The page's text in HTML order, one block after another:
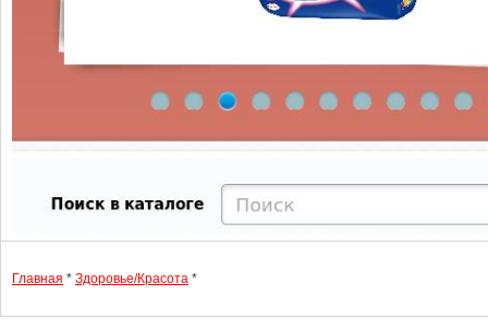
Главная * Здоровье/Красота *